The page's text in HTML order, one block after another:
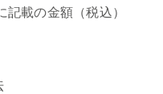
記載の金額（税込）